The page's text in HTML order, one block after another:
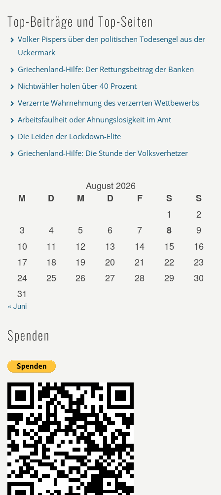
Top-Beiträge und Top-Seiten
Volker Pispers über den politischen Todesengel aus der
Uckermark
Griechenland-Hilfe: Der Rettungsbeitrag der Banken
Nichtwähler holen über 40 Prozent
Verzerrte Wahrnehmung des verzerrten Wettbewerbs
Arbeitsfaulheit oder Ahnungslosigkeit im Amt
Die Leiden der Lockdown-Elite
Griechenland-Hilfe: Die Stunde der Volksverhetzer
August 2026
M
D M D F S
S
1
2
3
4 5 6 7 8
9
10
11 12 13 14 15
16
17
18 19 20 21 22
23
24
25 26 27 28 29
30
31
« Juni
Spenden